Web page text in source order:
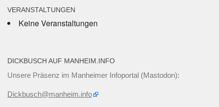
VERANSTALTUNGEN
Keine Veranstaltungen
DICKBUSCH AUF MANHEIM.INFO
Unsere Präsenz im Manheimer Infoportal (Mastodon):
Dickbusch@manheim.info